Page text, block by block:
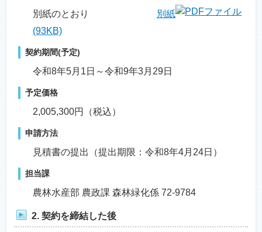
別紙のとおり
別紙
(93KB)
契約期間(予定)
令和8年5月1日～令和9年3月29日
予定価格
2,005,300円（税込）
申請方法
見積書の提出（提出期限：令和8年4月24日）
担当課
農林水産部 農政課 森林緑化係 72-9784
2. 契約を締結した後